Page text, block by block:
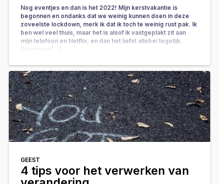
Nog eventjes en dan is het 2022! Mijn kerstvakantie is
begonnen en ondanks dat we weinig kunnen doen in deze
zoveelste lockdown, merk ik dat ik toch te weinig rust pak. Ik
ben wel veel thuis, maar het is alsof ik vastgeplakt zit aan
mijn telefoon en Netflix, en dan het liefst allebei tegelijk.
Daarnaast […]
GEEST
4 tips voor het verwerken van